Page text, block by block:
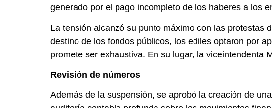
generado por el pago incompleto de los haberes a los
La tensión alcanzó su punto máximo con las protestas
destino de los fondos públicos, los ediles optaron por
promete ser exhaustiva. En su lugar, la viceintendenta
Revisión de números
Además de la suspensión, se aprobó la creación de